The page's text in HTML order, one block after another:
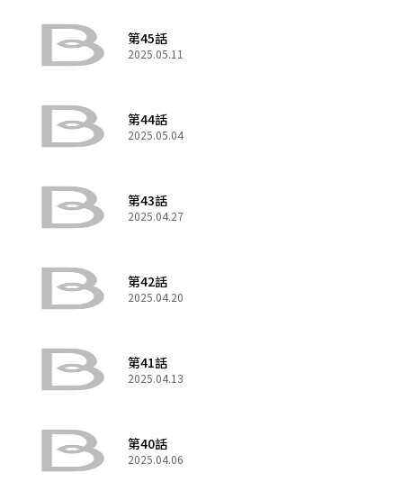
第45話
2025.05.11
第44話
2025.05.04
第43話
2025.04.27
第42話
2025.04.20
第41話
2025.04.13
第40話
2025.04.06